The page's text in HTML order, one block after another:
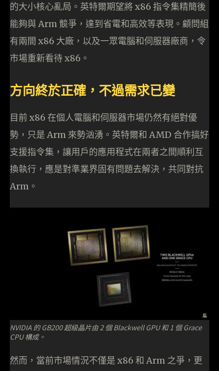
的大小核心亂局。英特爾期望將 x86 指令集精簡後
能夠與 Arm 競爭，達到省電和高效等表現。顧問組
有兩間 x86 大廠，以及一眾電腦和伺服器廠商，令
市場重新看待 x86。
方向終於正確，不過需求已變
目前 x86 在個人電腦和伺服器市場仍然有絕對優
勢，只是 Arm 來勢汹湧。英特爾和 AMD 合作搞好
支援指令集，讓用戶的應用程式在兩者之間順利互
換執行，應是對準業界固有問題去解決，共同對抗
Arm。
NVIDIA 的 GB200 超級晶片由 2 個 Blackwell GPU 和 1 個 Grace
CPU 構成。
然而，當前市場情況不僅是 x86 和 Arm 之爭，更